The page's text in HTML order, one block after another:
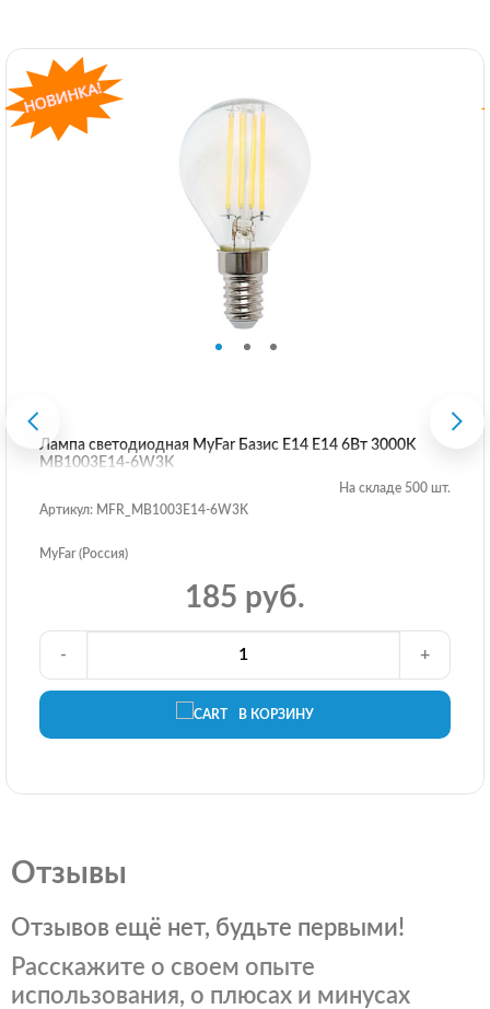
Лампа светодиодная MyFar Базис E14 E14 6Вт 3000K
MB1003E14-6W3K
На складе 500 шт.
Артикул: MFR_MB1003E14-6W3K
MyFar (Россия)
185 руб.
В КОРЗИНУ
- +
Отзывы
Отзывов ещё нет, будьте первыми!
Расскажите о своем опыте
использования, о плюсах и минусах